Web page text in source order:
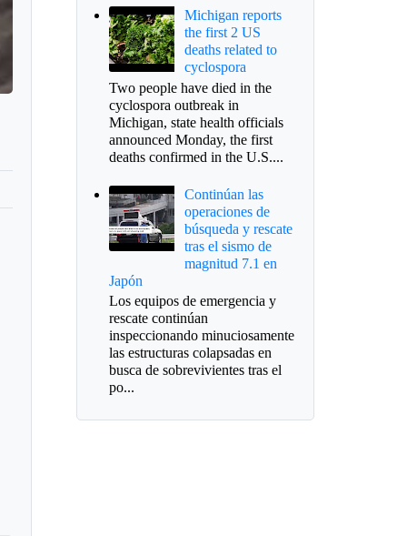
Michigan reports
the first 2 US
deaths related to
cyclospora
Two people have died in the
cyclospora outbreak in
Michigan, state health officials
announced Monday, the first
deaths confirmed in the U.S....
Continúan las
operaciones de
búsqueda y rescate
tras el sismo de
magnitud 7.1 en
Japón
Los equipos de emergencia y
rescate continúan
inspeccionando minuciosamente
las estructuras colapsadas en
busca de sobrevivientes tras el
po...